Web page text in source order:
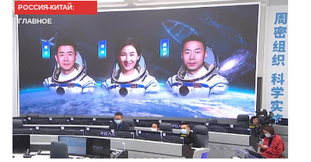
РОССИЯ-КИТАЙ:
ГЛАВНОЕ